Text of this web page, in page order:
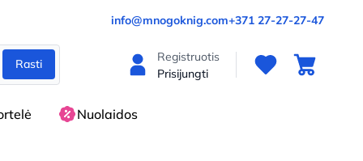
info@mnogoknig.com+371 27-27-27-47
Rasti
Registruotis
Prisijungti
Nuolaidos